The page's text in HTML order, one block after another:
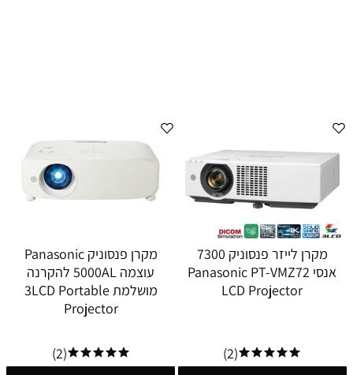
מקרן לייזר פנסוניק 7300
אנסי Panasonic PT-VMZ72
LCD Projector
(2)
מקרן פנסוניק Panasonic
עוצמה 5000AL להקרנה
מושלמת 3LCD Portable
Projector
(2)